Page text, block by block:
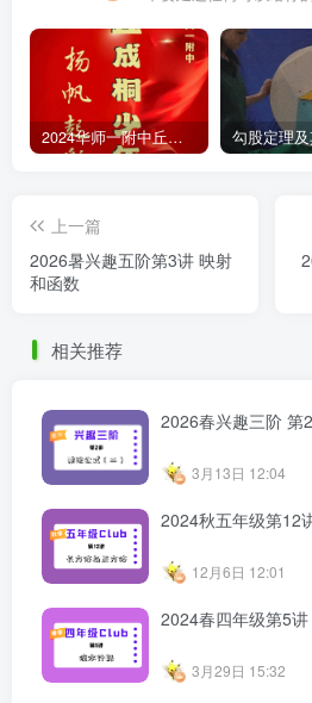
2024华师一附中丘班游园考试真题 勾股定理
上一篇
2026暑兴趣五阶第3讲 映射
和函数
相关推荐
2026春兴趣三阶 第
3月13日 12:04
2024秋五年级第12
12月6日 12:01
2024春四年级第5
3月29日 15:32